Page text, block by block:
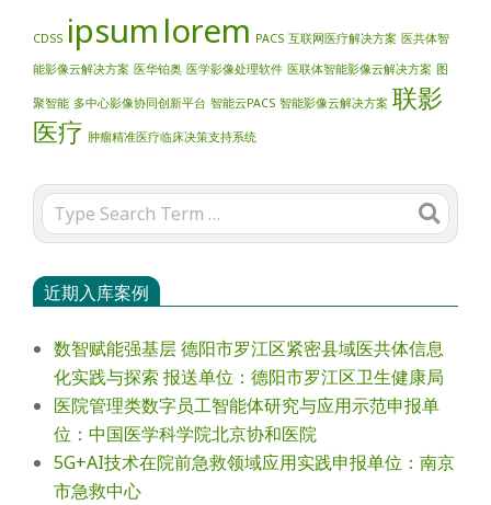
CDSS ipsum lorem PACS 互联网医疗解决方案 医共体智
能影像云解决方案 医华铂奥 医学影像处理软件 医联体智能影像云解决方案 图
聚智能 多中心影像协同创新平台 智能云PACS 智能影像云解决方案 联影
医疗 肿瘤精准医疗临床决策支持系统
Search
近期入库案例
数智赋能强基层 德阳市罗江区紧密县域医共体信息
化实践与探索 报送单位：德阳市罗江区卫生健康局
医院管理类数字员工智能体研究与应用示范申报单
位：中国医学科学院北京协和医院
5G+AI技术在院前急救领域应用实践申报单位：南京
市急救中心